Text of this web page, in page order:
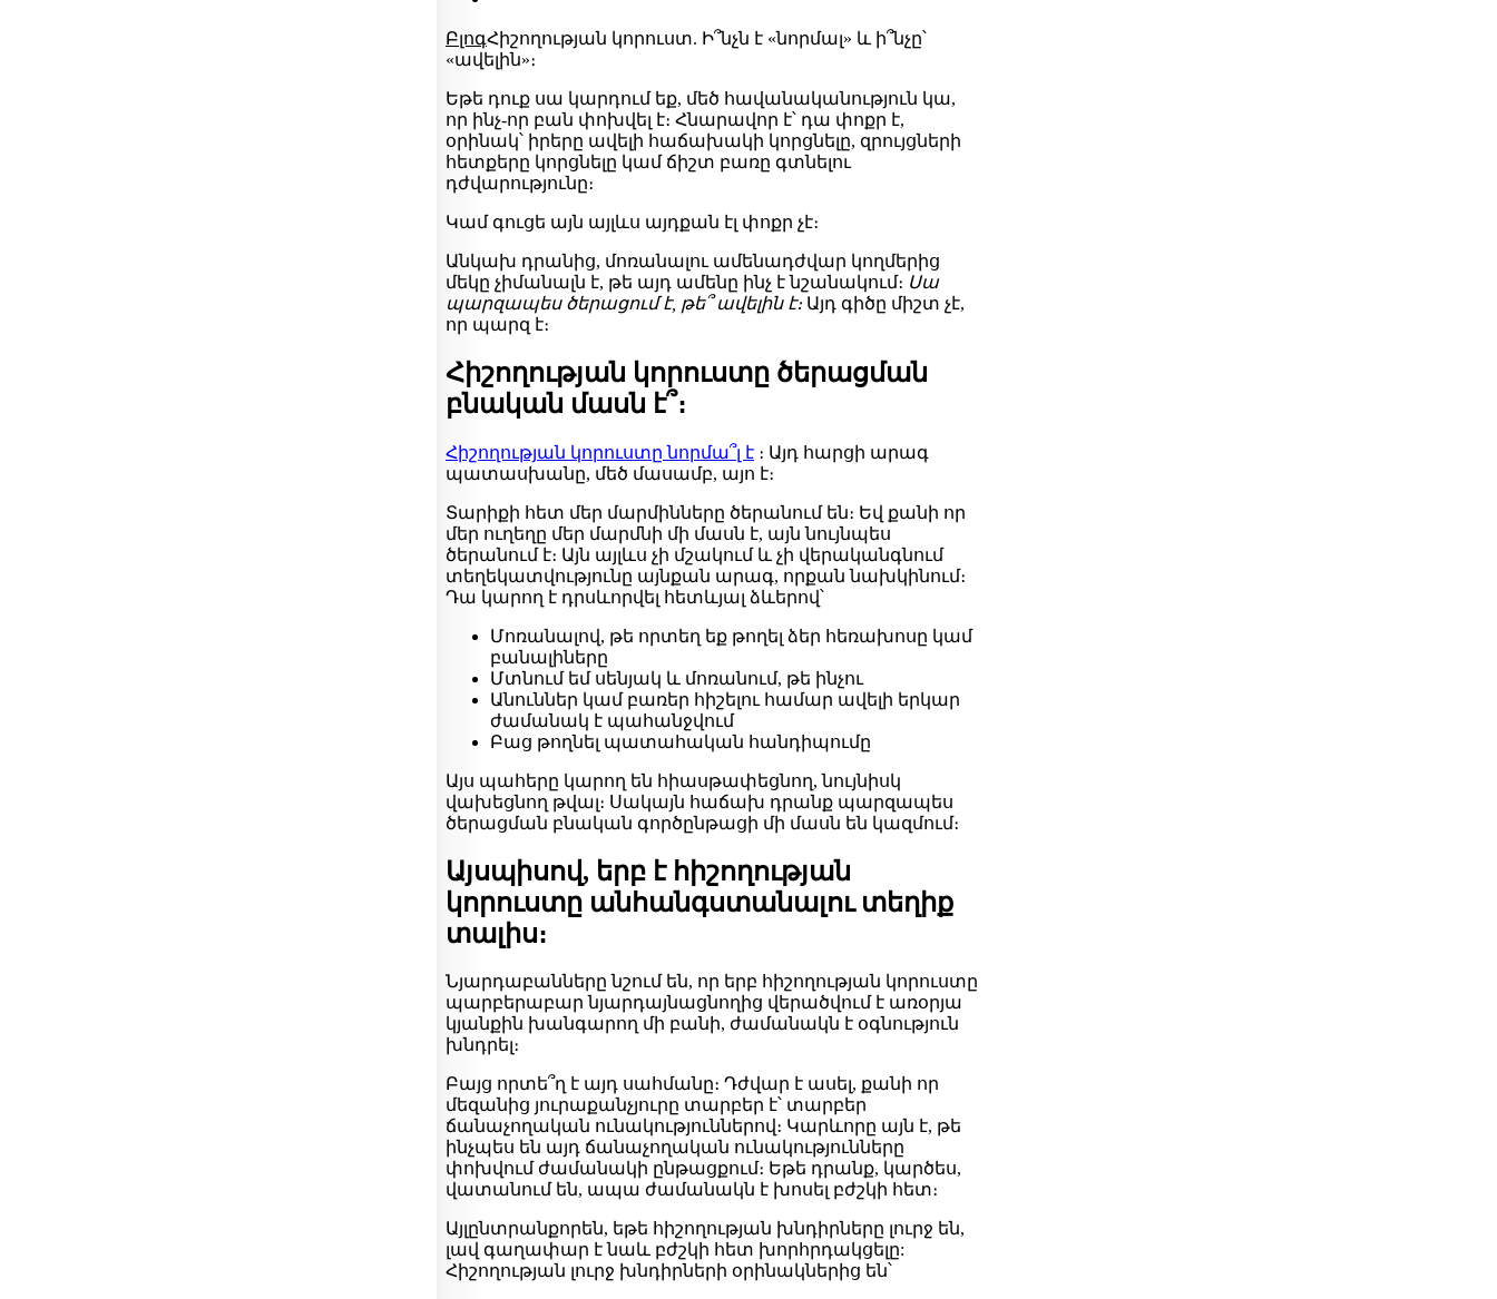
ԲլոգՀիշողության կորուստ. Ի՞նչն է «նորմալ» և ի՞նչը՝
«ավելին»։
Եթե ​​դուք սա կարդում եք, մեծ հավանականություն կա,
որ ինչ-որ բան փոխվել է։ Հնարավոր է՝ դա փոքր է,
օրինակ՝ իրերը ավելի հաճախակի կորցնելը, զրույցների
հետքերը կորցնելը կամ ճիշտ բառը գտնելու
դժվարությունը։
Կամ գուցե այն այլևս այդքան էլ փոքր չէ։
Անկախ դրանից, մոռանալու ամենադժվար կողմերից
մեկը չիմանալն է, թե այդ ամենը ինչ է նշանակում։ Սա
պարզապես ծերացում է, թե՞ ավելին է։ Այդ գիծը միշտ չէ,
որ պարզ է։
Հիշողության կորուստը ծերացման
բնական մասն է՞։
Հիշողության կորուստը նորմա՞լ է ։ Այդ հարցի արագ
պատասխանը, մեծ մասամբ, այո է։
Տարիքի հետ մեր մարմինները ծերանում են։ Եվ քանի որ
մեր ուղեղը մեր մարմնի մի մասն է, այն նույնպես
ծերանում է։ Այն այլևս չի մշակում և չի վերականգնում
տեղեկատվությունը այնքան արագ, որքան նախկինում։
Դա կարող է դրսևորվել հետևյալ ձևերով՝
Մոռանալով, թե որտեղ եք թողել ձեր հեռախոսը կամ
բանալիները
Մտնում եմ սենյակ և մոռանում, թե ինչու
Անուններ կամ բառեր հիշելու համար ավելի երկար
ժամանակ է պահանջվում
Բաց թողնել պատահական հանդիպումը
Այս պահերը կարող են հիասթափեցնող, նույնիսկ
վախեցնող թվալ։ Սակայն հաճախ դրանք պարզապես
ծերացման բնական գործընթացի մի մասն են կազմում։
Այսպիսով, երբ է հիշողության
կորուստը անհանգստանալու տեղիք
տալիս։
Նյարդաբանները նշում են, որ երբ հիշողության կորուստը
պարբերաբար նյարդայնացնողից վերածվում է առօրյա
կյանքին խանգարող մի բանի, ժամանակն է օգնություն
խնդրել։
Բայց որտե՞ղ է այդ սահմանը։ Դժվար է ասել, քանի որ
մեզանից յուրաքանչյուրը տարբեր է՝ տարբեր
ճանաչողական ունակություններով։ Կարևորը այն է, թե
ինչպես են այդ ճանաչողական ունակությունները
փոխվում ժամանակի ընթացքում։ Եթե դրանք, կարծես,
վատանում են, ապա ժամանակն է խոսել բժշկի հետ։
Այլընտրանքորեն, եթե հիշողության խնդիրները լուրջ են,
լավ գաղափար է նաև բժշկի հետ խորհրդակցելը:
Հիշողության լուրջ խնդիրների օրինակներից են՝